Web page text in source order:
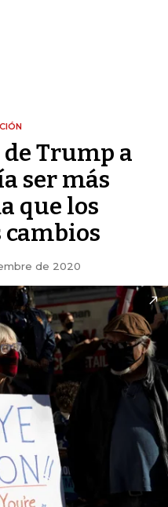
Trump a
ser más
que los
de 2020